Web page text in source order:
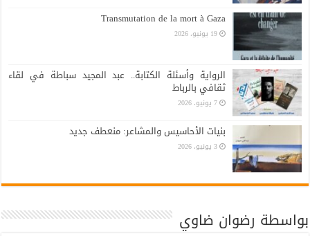
Transmutation de la mort à Gaza
19 يونيو، 2026
الرواية وأسئلة الكتابة.. عبد المجيد سباطة في لقاء
ثقافي بالرباط
7 يونيو، 2026
بنيات الأحاسيس والمشاعر: منعطف جديد
3 يونيو، 2026
بواسطة رضوان ضاوي